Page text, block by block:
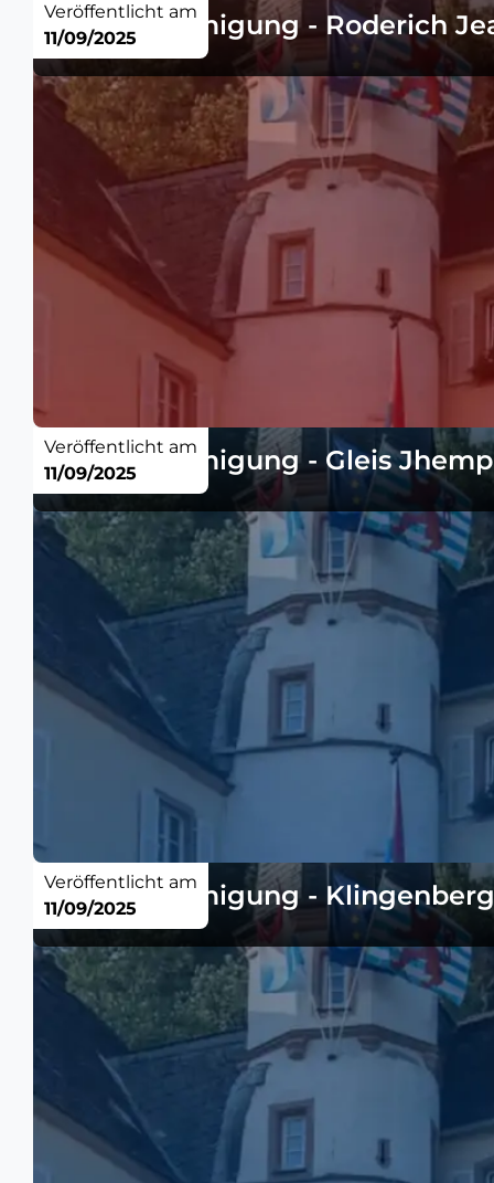
Baugenehmigung - Roderich
Veröffentlicht am
11/09/2025
Baugenehmigung - Gleis Jhemp
Veröffentlicht am
11/09/2025
Baugenehmigung -
Veröffentlicht am
11/09/2025